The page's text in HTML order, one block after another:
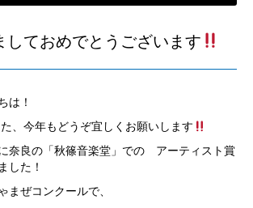
しておめでとうございます
は！
、今年もどうぞ宜しくお願いします
奈良の「秋篠音楽堂」での アーティスト賞
した！
まぜコンクールで、